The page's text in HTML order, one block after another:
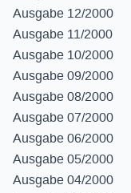
Ausgabe 12/2000
Ausgabe 11/2000
Ausgabe 10/2000
Ausgabe 09/2000
Ausgabe 08/2000
Ausgabe 07/2000
Ausgabe 06/2000
Ausgabe 05/2000
Ausgabe 04/2000